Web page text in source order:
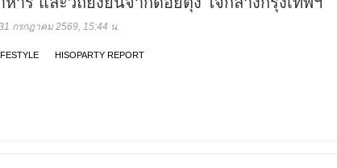
กรกฎาคม 2569, 15:44 น.
HISOPARTY REPORT